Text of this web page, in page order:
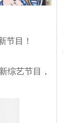
节目！
综艺节目，